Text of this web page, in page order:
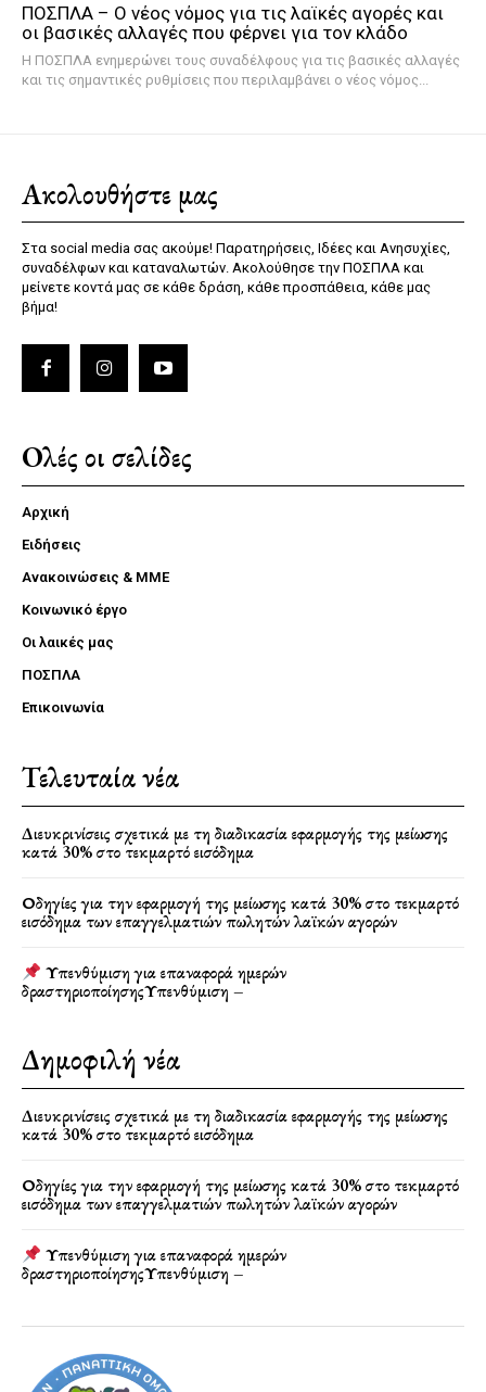
ΠΟΣΠΛΑ – Ο νέος νόμος για τις λαϊκές αγορές και
οι βασικές αλλαγές που φέρνει για τον κλάδο
Η ΠΟΣΠΛΑ ενημερώνει τους συναδέλφους για τις βασικές αλλαγές
και τις σημαντικές ρυθμίσεις που περιλαμβάνει ο νέος νόμος...
Ακολουθήστε μας
Στα social media σας ακούμε! Παρατηρήσεις, Ιδέες και Ανησυχίες,
συναδέλφων και καταναλωτών. Ακολούθησε την ΠΟΣΠΛΑ και
μείνετε κοντά μας σε κάθε δράση, κάθε προσπάθεια, κάθε μας
βήμα!
Ολές οι σελίδες
Αρχική
Ειδήσεις
Ανακοινώσεις & ΜΜΕ
Κοινωνικό έργο
Οι λαικές μας
ΠΟΣΠΛΑ
Επικοινωνία
Τελευταία νέα
Διευκρινίσεις σχετικά με τη διαδικασία εφαρμογής της μείωσης
κατά 30% στο τεκμαρτό εισόδημα
Οδηγίες για την εφαρμογή της μείωσης κατά 30% στο τεκμαρτό
εισόδημα των επαγγελματιών πωλητών λαϊκών αγορών
Υπενθύμιση για επαναφορά ημερών
δραστηριοποίησηςΥπενθύμιση –
Δημοφιλή νέα
Διευκρινίσεις σχετικά με τη διαδικασία εφαρμογής της μείωσης
κατά 30% στο τεκμαρτό εισόδημα
Οδηγίες για την εφαρμογή της μείωσης κατά 30% στο τεκμαρτό
εισόδημα των επαγγελματιών πωλητών λαϊκών αγορών
Υπενθύμιση για επαναφορά ημερών
δραστηριοποίησηςΥπενθύμιση –